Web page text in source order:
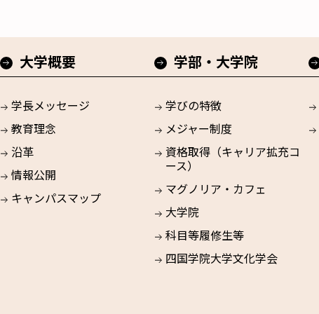
大学概要
学長メッセージ
教育理念
沿革
情報公開
キャンパスマップ
学部・大学院
学びの特徴
メジャー制度
資格取得（キャリア拡充コ
ース）
マグノリア・カフェ
大学院
科目等履修生等
四国学院大学文化学会